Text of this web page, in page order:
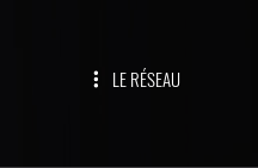
LE RÉSEAU